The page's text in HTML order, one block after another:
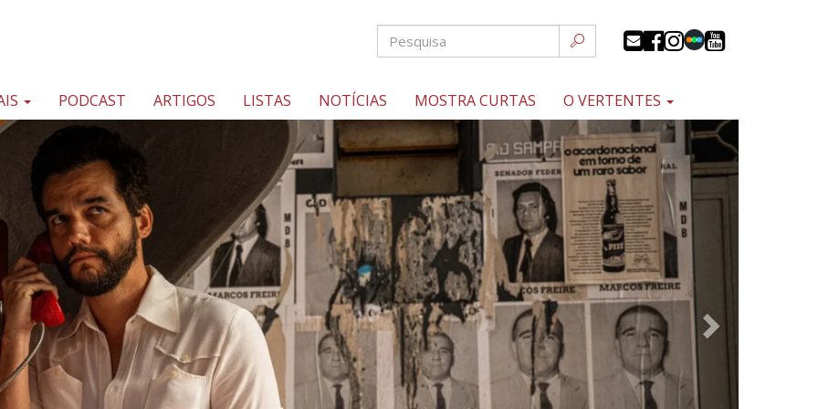
PODCAST ARTIGOS LISTAS NOTÍCIAS MOSTRA CURTAS O VERTENTES
Próximo